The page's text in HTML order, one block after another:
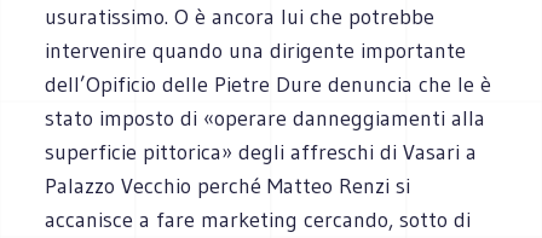
usuratissimo. O è ancora lui che potrebbe
intervenire quando una dirigente importante
dell’Opificio delle Pietre Dure denuncia che le è
stato imposto di «operare danneggiamenti alla
superficie pittorica» degli affreschi di Vasari a
Palazzo Vecchio perché Matteo Renzi si
accanisce a fare marketing cercando, sotto di